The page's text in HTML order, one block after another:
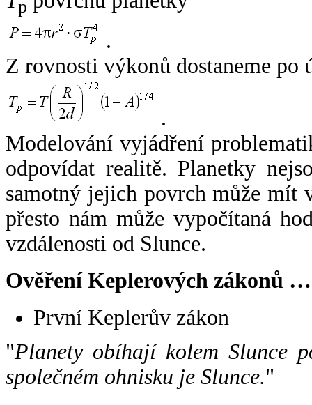
p
.
Z rovnosti výkonů dostaneme po
.
Modelování vyjádření
odpovídat realitě. Planetky
samotný jejich povrch může mít
přesto nám může vypočítaná
vzdálenosti od Slunce.
Ověření Keplerových zákonů …
První Keplerův zákon
"Planety obíhají kolem Slunce
společném ohnisku je Slunce."